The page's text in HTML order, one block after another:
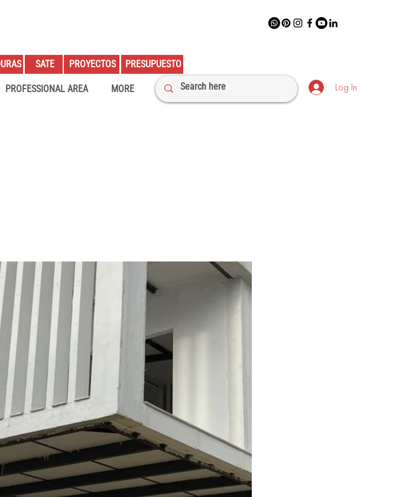
PROFESSIONAL AREA MORE
SATE PRESUPUESTO
PROYECTOS
Log In